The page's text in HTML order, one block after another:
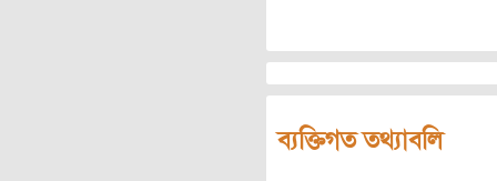
ব্যক্তিগত তথ্যাবলি